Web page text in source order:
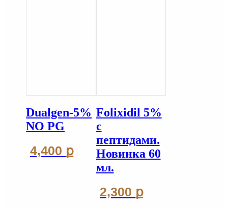
Dualgen-5%
NO PG
4,400 ք
Folixidil 5%
с
пептидами.
Новинка 60
мл.
2,300 ք